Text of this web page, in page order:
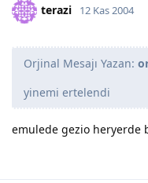
terazi 12 Kas 2004
Orjinal Mesajı Yazan:
yinemi ertelendi
emulede gezio